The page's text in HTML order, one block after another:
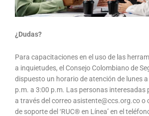
¿Dudas?
Para capacitaciones en el uso de las
a inquietudes, el Consejo Colombiano de
dispuesto un horario de atención de lunes a
p.m. a 3:00 p.m. Las personas interesadas
a través del correo asistente@ccs.org.co o
de soporte del ‘RUC® en Línea’ en el